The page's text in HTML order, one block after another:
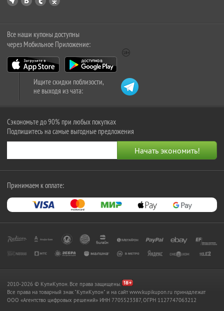
Все наши купоны доступны
через Мобильное Приложение:
Ищите скидки поблизости,
не выходя из чата:
Сэкономьте до 90% при любых покупках
Подпишитесь на самые выгодные предложения
Принимаем к оплате:
2010-2026 © КупиКупон. Все права защищены.
Все права на товарный знак "КупиКупон" и на сайт www.kupikupon.ru принадлежат
OOO «Агентство цифровых решений» ИНН 7705523387, ОГРН 1127747063212